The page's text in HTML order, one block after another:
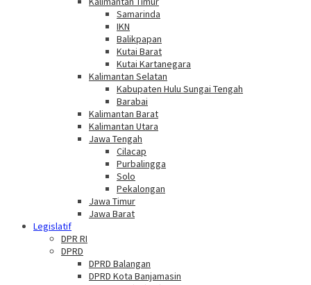
Samarinda
IKN
Balikpapan
Kutai Barat
Kutai Kartanegara
Kalimantan Selatan
Kabupaten Hulu Sungai Tengah
Barabai
Kalimantan Barat
Kalimantan Utara
Jawa Tengah
Cilacap
Purbalingga
Solo
Pekalongan
Jawa Timur
Jawa Barat
Legislatif
DPR RI
DPRD
DPRD Balangan
DPRD Kota Banjamasin